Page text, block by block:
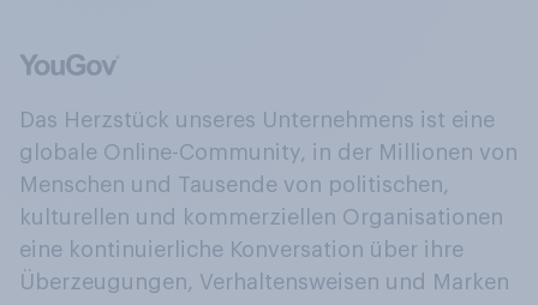
Das Herzstück unseres Unternehmens ist eine
globale Online-Community, in der Millionen von
Menschen und Tausende von politischen,
kulturellen und kommerziellen Organisationen
eine kontinuierliche Konversation über ihre
Überzeugungen, Verhaltensweisen und Marken